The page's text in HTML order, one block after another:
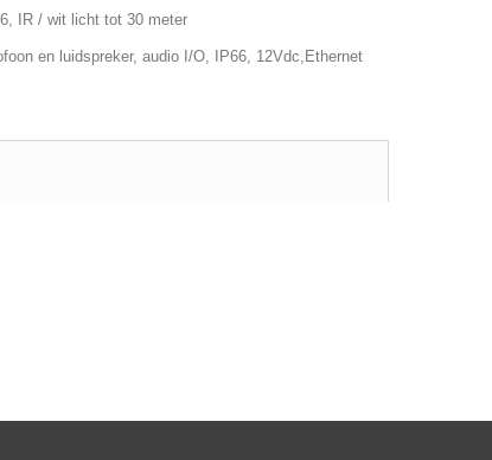
IR / wit licht tot 30 meter
en luidspreker, audio I/O, IP66, 12Vdc,Ethernet